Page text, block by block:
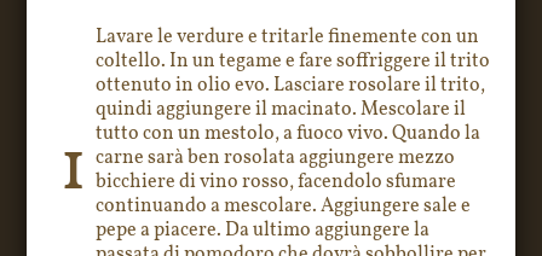
1
Lavare le verdure e tritarle finemente con un
coltello. In un tegame e fare soffriggere il trito
ottenuto in olio evo. Lasciare rosolare il trito,
quindi aggiungere il macinato. Mescolare il
tutto con un mestolo, a fuoco vivo. Quando la
carne sarà ben rosolata aggiungere mezzo
bicchiere di vino rosso, facendolo sfumare
continuando a mescolare. Aggiungere sale e
pepe a piacere. Da ultimo aggiungere la